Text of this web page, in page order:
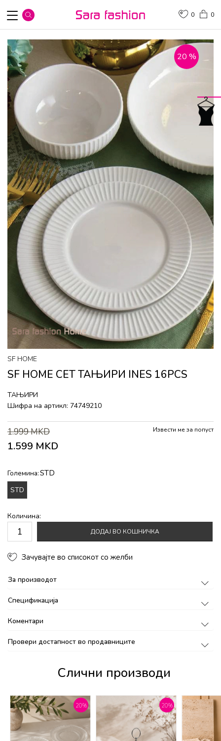
0
0
20 %
SF HOME
SF HOME СЕТ ТАЊИРИ INES 16PCS
ТАЊИРИ
Шифра на артикл: 74749210
1.999MKD
1.599 MKD
Извести ме за попуст
Големина:STD
STD
Количина:
ДОДАЈ ВО КОШНИЧКА
Зачувајте во списокот со желби
За производот
Спецификација
Коментари
Провери достапност во продавниците
Слични производи
20% 20%